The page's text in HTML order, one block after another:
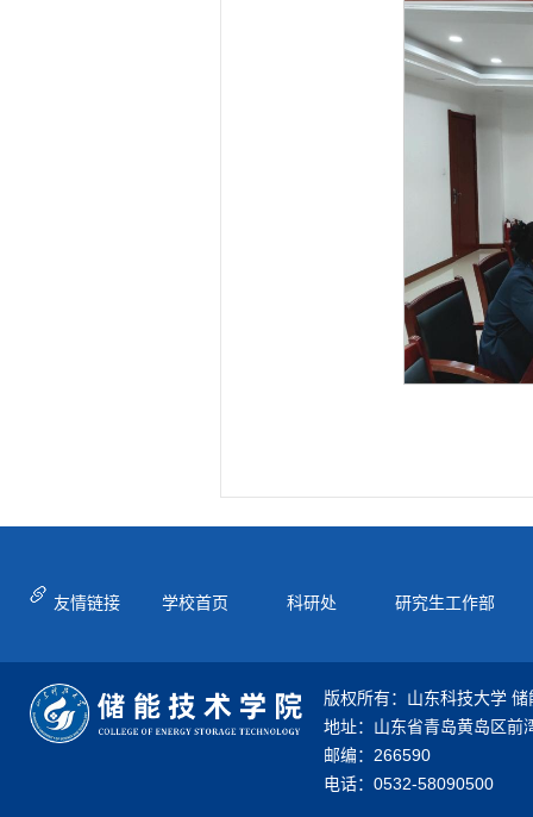
友情链接 学校首页 科研处 研究生工作部
版权所有：山东科技大学
地址：山东省青岛黄岛区前
邮编：266590
电话：0532-58090500